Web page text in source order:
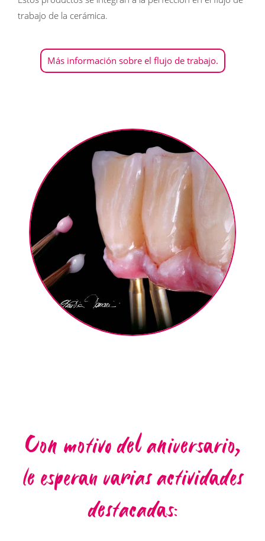
trabajo de la cerámica.
Más información sobre el flujo de trabajo.
Con motivo del aniversario,
le esperan varias actividades
destacadas: